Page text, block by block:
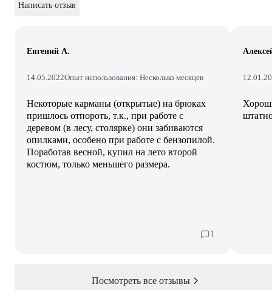
Написать отзыв
Евгений А.
14.05.2022Опыт использования: Несколько месяцев
Некоторые карманы (открытые) на брюках
пришлось отпороть, т.к., при работе с
деревом (в лесу, столярке) они забиваются
опилками, особено при работе с бензопилой.
Поработав весной, купил на лето второй
костюм, только меньшего размера.
1
Посмотреть все отзывы